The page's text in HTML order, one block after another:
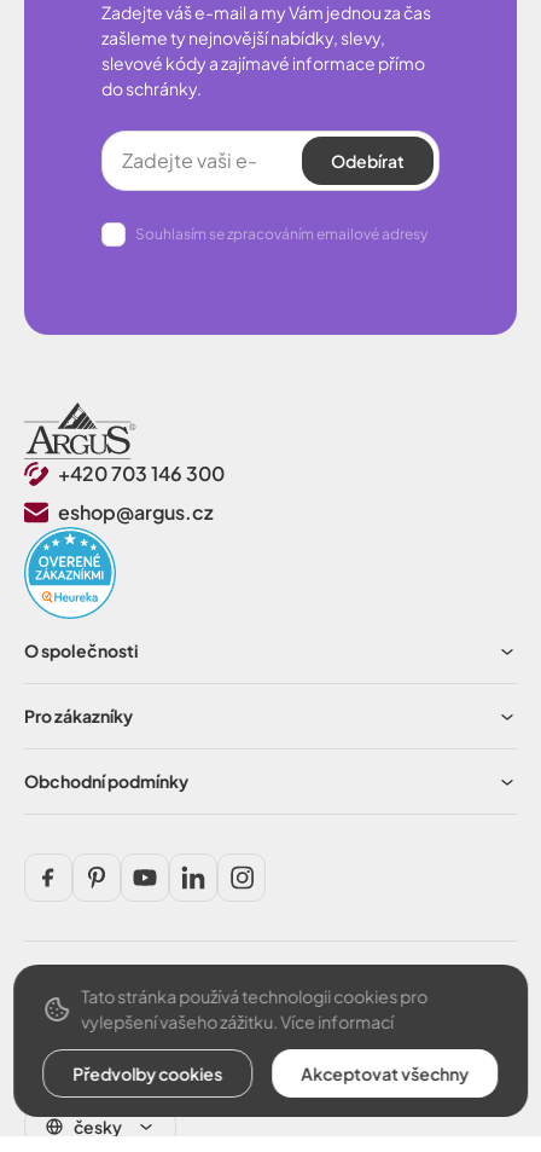
Zadejte váš e-mail a my Vám jednou za čas
zašleme ty nejnovější nabídky, slevy,
slevové kódy a zajímavé informace přímo
do schránky.
Odebírat
Souhlasím se zpracováním emailové adresy
+420 703 146 300
eshop@argus.cz
O společnosti
Pro zákazníky
Obchodní podmínky
česky
Bezpečná platba
Tato stránka používá technologii cookies pro
vylepšení vašeho zážitku.Více informací
Předvolby cookies Akceptovat všechny